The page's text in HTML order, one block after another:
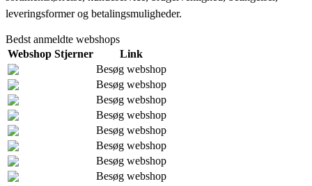
leveringsformer og betalingsmuligheder.
Bedst anmeldte webshops
Webshop Stjerner
Link
Besøg webshop
Besøg webshop
Besøg webshop
Besøg webshop
Besøg webshop
Besøg webshop
Besøg webshop
Besøg webshop